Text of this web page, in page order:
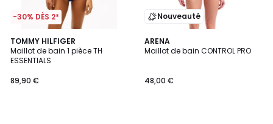
-30% DÈS 2*
TOMMY HILFIGER
Maillot de bain 1 pièce TH
ESSENTIALS
89,90 €
Nouveauté
ARENA
Maillot de bain CONTROL PRO
48,00 €